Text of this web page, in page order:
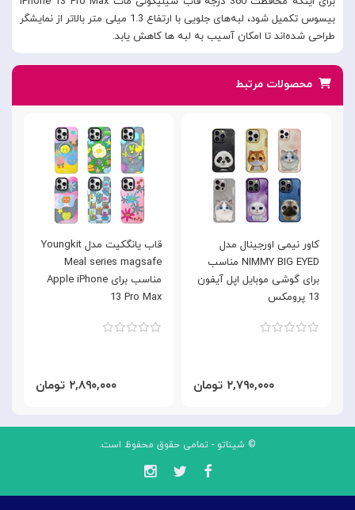
بیسوس تکمیل شود، لبه‌های جلویی با ارتفاع 1.3 میلی متر بالاتر از نمایشگر
طراحی شده‌اند تا امکان آسیب به لبه ها کاهش یابد.
محصولات مرتبط
قاب یانگکیت مدل Youngkit
Meal series magsafe
مناسب برای Apple iPhone
13 Pro Max
۲,۸۹۰,۰۰۰ تومان
کاور نیمی اورجینال مدل
NIMMY BIG EYED مناسب
برای گوشی موبایل اپل آیفون
13 پرومکس
۲,۷۹۰,۰۰۰ تومان
© شیناتو - تمامی حقوق محفوظ است.